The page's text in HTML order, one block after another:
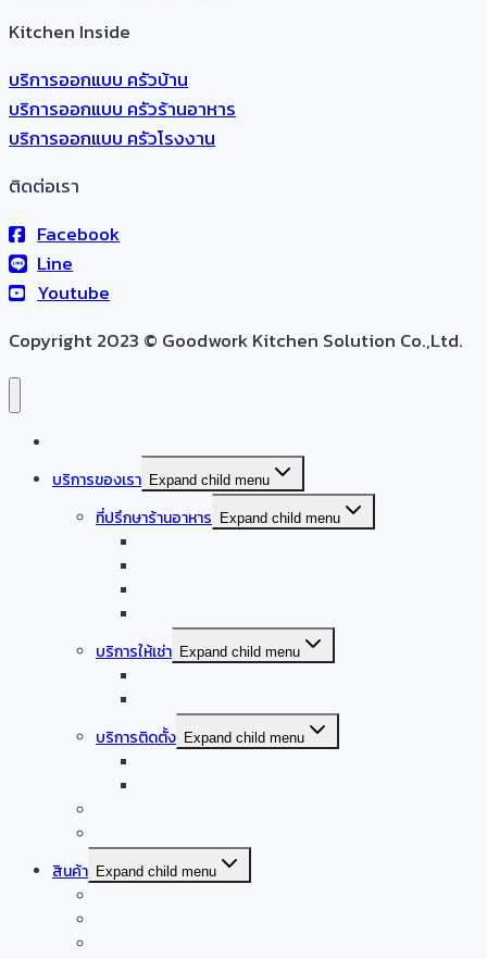
Kitchen Inside
บริการออกแบบ ครัวบ้าน
บริการออกแบบ ครัวร้านอาหาร
บริการออกแบบ ครัวโรงงาน
ติดต่อเรา
Facebook
Line
Youtube
Copyright 2023 © Goodwork Kitchen Solution Co.,Ltd.
บริการของเรา Expand child menu
ที่ปรึกษาร้านอาหาร Expand child menu
บริการให้เช่า Expand child menu
บริการติดตั้ง Expand child menu
สินค้า Expand child menu